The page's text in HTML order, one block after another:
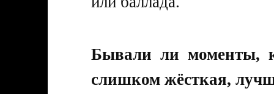
Бывали ли моменты,
слишком жёсткая,